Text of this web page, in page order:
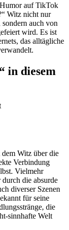
Humor auf TikTok
Witz nicht nur
auch von
wird. Es ist
das alltägliche
in diesem
Witz über die
Verbindung
Vielmehr
die absurde
diverser Szenen
für seine
die
sinnhafte Welt